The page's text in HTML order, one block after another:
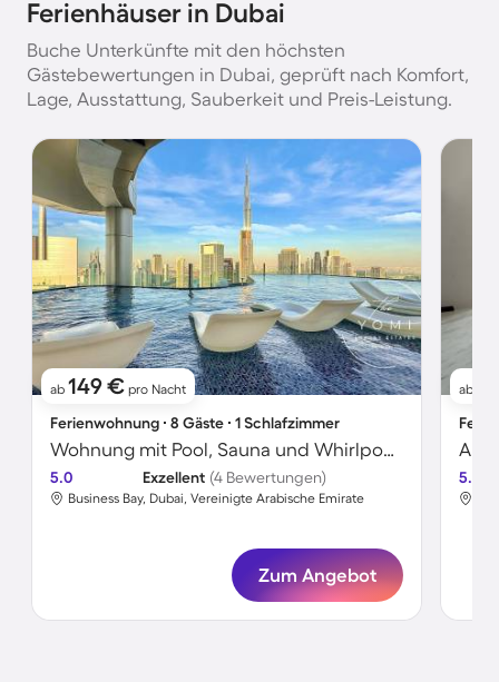
Ferienhäuser in Dubai
Buche Unterkünfte mit den höchsten
Gästebewertungen in Dubai, geprüft nach Komfort,
Lage, Ausstattung, Sauberkeit und Preis-Leistung.
ab 149 € pro Nacht
Ferienwohnung ∙ 8 Gäste ∙ 1 Schlafzimmer
Wohnung mit Pool, Sauna und Whirlpool | Burj Khalifa-Nähe | Stadtblick
5.0 Exzellent (4 Bewertungen)
Business Bay, Dubai, Vereinigte Arabische Emirate
Zum Angebot
ab
5.0